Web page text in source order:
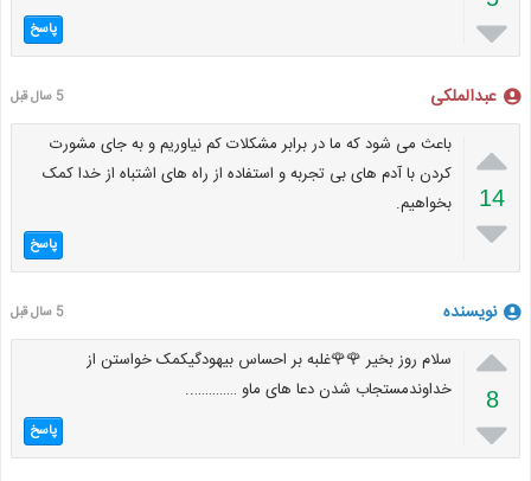
 پاسخ
عبدالملکی 5 سال قبل

14

باعث می شود که ما در برابر مشکلات کم نیاوریم و به جای مشورت
کردن با آدم های بی تجربه و استفاده از راه های اشتباه از خدا کمک
بخواهیم.
پاسخ
نویسنده 5 سال قبل

8

سلام روز بخیر 🌹🌹غلبه بر احساس بیهودگیکمک خواستن از
خداوندمستجاب شدن دعا های ماو …………..
پاسخ